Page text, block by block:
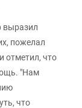
выразил
пожелал
отметил, что
"Нам
что